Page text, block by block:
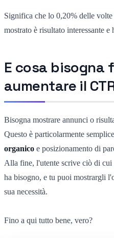
Significa che lo 0,20% delle
mostrato è risultato interessante e
E cosa bisogna
aumentare il
Bisogna mostrare annunci o
Questo è particolarmente
organico e posizionamento di
Alla fine, l'utente scrive ciò di
ha bisogno, e tu puoi mostrargli
sua necessità.
Fino a qui tutto bene, vero?